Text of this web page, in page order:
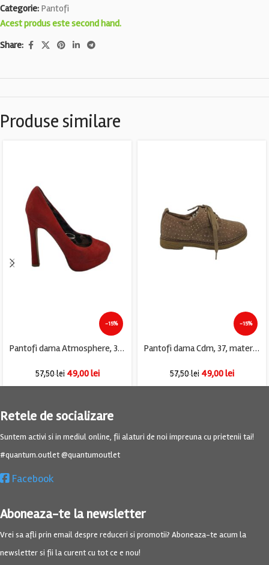
Categorie: Pantofi
Acest produs este second hand.
Share:
Produse similare
-15%
Pantofi dama Atmosphere, 37, material textil, rosu
57,50lei 49,00lei
-15%
Pantofi dama Cdm, 37, material textil, bej
57,50lei 49,00lei
Retele de socializare
Suntem activi si in mediul online, fii alaturi de noi impreuna cu prietenii tai!
#quantum.outlet @quantumoutlet
Facebook
Aboneaza-te la newsletter
Vrei sa afli prin email despre reduceri si promotii? Aboneaza-te acum la
newsletter si fii la curent cu tot ce e nou!